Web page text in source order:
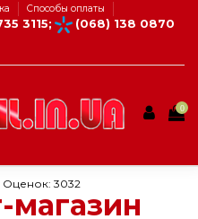
Способы оплаты
3115; (068) 138 0870
0
Оценок: 3032
магазин